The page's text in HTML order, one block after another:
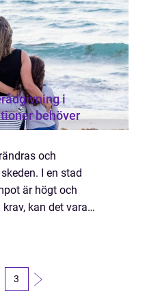
i
behöver
och
I en stad
är högt och
kan det vara
3